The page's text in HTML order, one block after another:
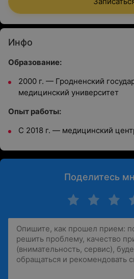
Инфо
Образование:
2000 г. — Гродненский
медицинский университет
Опыт работы:
С 2018 г. — медицинский
Поделитесь